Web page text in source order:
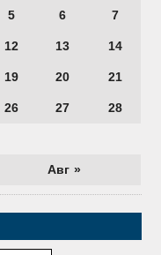
Авг »
5 6 7
12 13 14
19 20 21
26 27 28